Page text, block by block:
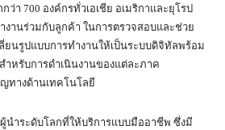
า 700 องค์กรทั่วเอเชีย อเมริกาและยุโรป
านร่วมกับลูกค้า ในการตรวจสอบและช่วย
ยนรูปแบบการทำงานให้เป็นระบบดิจิทัลพร้อม
หรับการดำเนินงานของแต่ละภาค
ทางด้านเทคโนโลยี
นำระดับโลกที่ให้บริการแบบมืออาชีพ ซึ่งมี